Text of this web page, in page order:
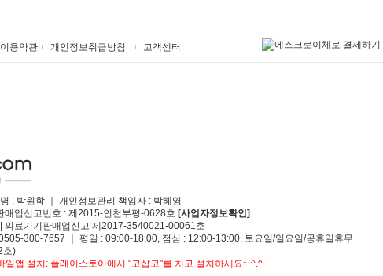
이용약관 개인정보취급방침 고객센터
: 박원학 ｜ 개인정보관리 책임자 : 박혜영
업신고번호 : 제2015-인천부평-0628호 [사업자정보확인]
료기기판매업신고 제2017-3540021-00061호
300-7657 ｜ 평일 : 09:00-18:00, 점심 : 12:00-13:00. 토요일/일요일/공휴일휴무
호)​
일앱 설치: 플레이스토어에서 "코샵코"를 치고 설치하세요~ ^.^